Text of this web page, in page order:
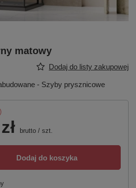
matowy
Dodaj do listy zakupowej
- Szyby prysznicowe
brutto / szt.
Dodaj do koszyka